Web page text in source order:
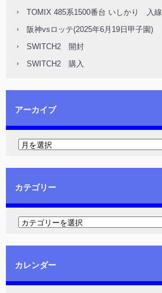
TOMIX 485系1500番台 いしかり 入線
阪神vsロッテ(2025年6月19日甲子園)
SWITCH2 開封
SWITCH2 購入
アーカイブ
カテゴリー
カレンダー